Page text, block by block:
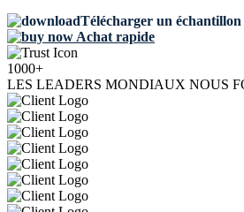
Télécharger un
Achat rapide
1000+
LES LEADERS MONDIAUX NOUS